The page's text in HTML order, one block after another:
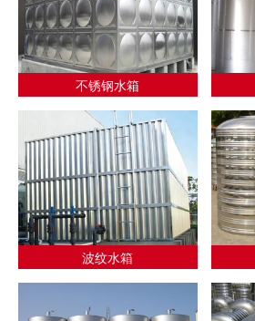
不锈钢水箱
波纹水箱